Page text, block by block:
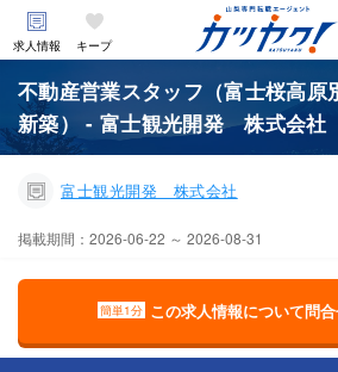
求人情報 キープ
不動産営業スタッフ（富士桜高原
新築） - 富士観光開発 株式会社
富士観光開発 株式会社
掲載期間：2026-06-22 ～ 2026-08-31
簡単1分 この求人情報について問